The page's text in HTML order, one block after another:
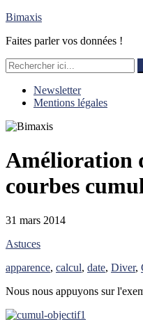
Bimaxis
Faites parler vos données !
Newsletter
Mentions légales
Amélioration
courbes
31 mars 2014
Astuces
apparence, calcul, date, Diver,
Nous nous appuyons sur